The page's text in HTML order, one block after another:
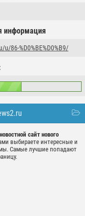
информация
u/86-%D0%BE%D0%B9/
сайт нового
выбираете интересные и
Самые лучшие попадают